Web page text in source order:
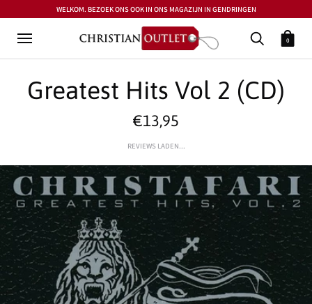
WELKOM. BEZOEK ONS OOK IN ONS MAGAZIJN IN GENDRINGEN
0
Greatest Hits Vol 2 (CD)
€13,95
REVIEWS LADEN...